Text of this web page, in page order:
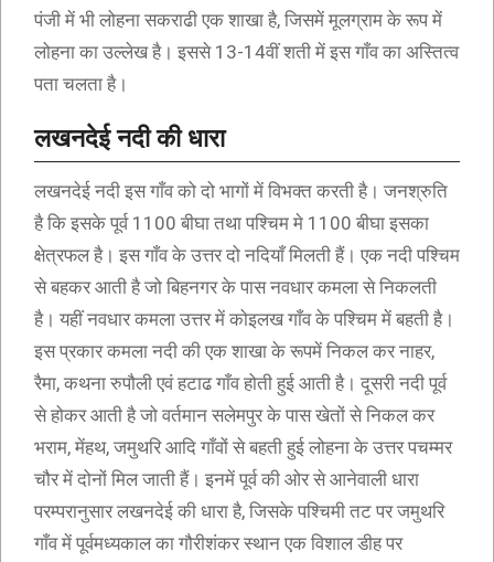
पंजी में भी लोहना सकराढी एक शाखा है, जिसमें मूलग्राम के रूप में
लोहना का उल्लेख है। इससे 13-14वीं शती में इस गाँव का अस्तित्व
पता चलता है।
लखनदेई नदी की धारा
लखनदेई नदी इस गाँव को दो भागों में विभक्त करती है। जनश्रुति
है कि इसके पूर्व 1100 बीघा तथा पश्चिम मे 1100 बीघा इसका
क्षेत्रफल है। इस गाँव के उत्तर दो नदियाँ मिलती हैं। एक नदी पश्चिम
से बहकर आती है जो बिहनगर के पास नवधार कमला से निकलती
है। यहीं नवधार कमला उत्तर में कोइलख गाँव के पश्चिम में बहती है।
इस प्रकार कमला नदी की एक शाखा के रूपमें निकल कर नाहर,
रैमा, कथना रुपौली एवं हटाढ गाँव होती हुई आती है। दूसरी नदी पूर्व
से होकर आती है जो वर्तमान सलेमपुर के पास खेतों से निकल कर
भराम, मेंहथ, जमुथरि आदि गाँवों से बहती हुई लोहना के उत्तर पचम्मर
चौर में दोनों मिल जाती हैं। इनमें पूर्व की ओर से आनेवाली धारा
परम्परानुसार लखनदेई की धारा है, जिसके पश्चिमी तट पर जमुथरि
गाँव में पूर्वमध्यकाल का गौरीशंकर स्थान एक विशाल डीह पर